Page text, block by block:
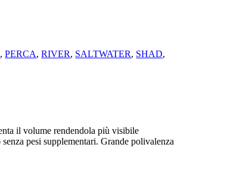
,PERCA,RIVER, SALTWATER, SHAD,
il volume rendendola più visibile
pesi supplementari. Grande polivalenza